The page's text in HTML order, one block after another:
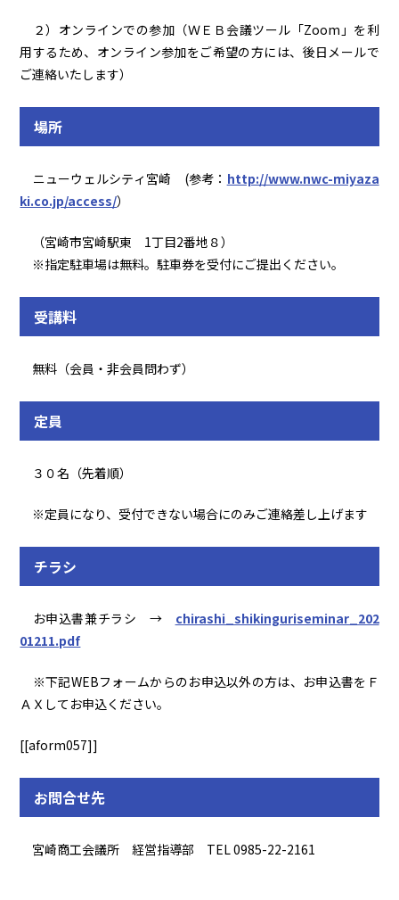
２）オンラインでの参加（ＷＥＢ会議ツール「Zoom」を利
用するため、オンライン参加をご希望の方には、後日メールで
ご連絡いたします）
場所
ニューウェルシティ宮崎 (参考： http://www.nwc-miyaza
ki.co.jp/access/）
（宮崎市宮崎駅東 1丁目2番地８）
※指定駐車場は無料。駐車券を受付にご提出ください。
受講料
無料（会員・非会員問わず）
定員
３０名（先着順）
※定員になり、受付できない場合にのみご連絡差し上げます
チラシ
お申込書兼チラシ → chirashi_shikinguriseminar_202
01211.pdf
※下記WEBフォームからのお申込以外の方は、お申込書をＦ
ＡＸしてお申込ください。
[[aform057]]
お問合せ先
宮崎商工会議所 経営指導部 TEL 0985-22-2161